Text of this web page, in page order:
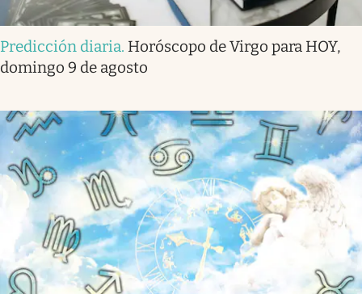
Predicción diaria. Horóscopo de Virgo para HOY,
domingo 9 de agosto